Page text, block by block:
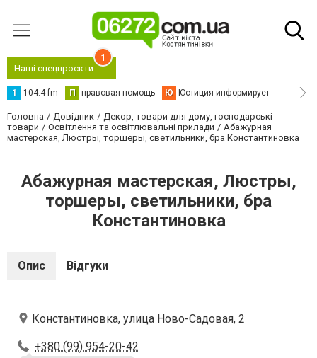
Наші спецпроєкти
1
1 104.4 fm П правовая помощь Ю Юстиция информирует
Головна Довідник
Декор, товари для дому, господарські
товари
Освітлення та освітлювальні прилади
Абажурная
мастерская, Люстры, торшеры, светильники, бра Константиновка
Абажурная мастерская, Люстры,
торшеры, светильники, бра
Константиновка
Опис Відгуки
Константиновка, улица Ново-Садовая, 2
+380 (99) 954-20-42